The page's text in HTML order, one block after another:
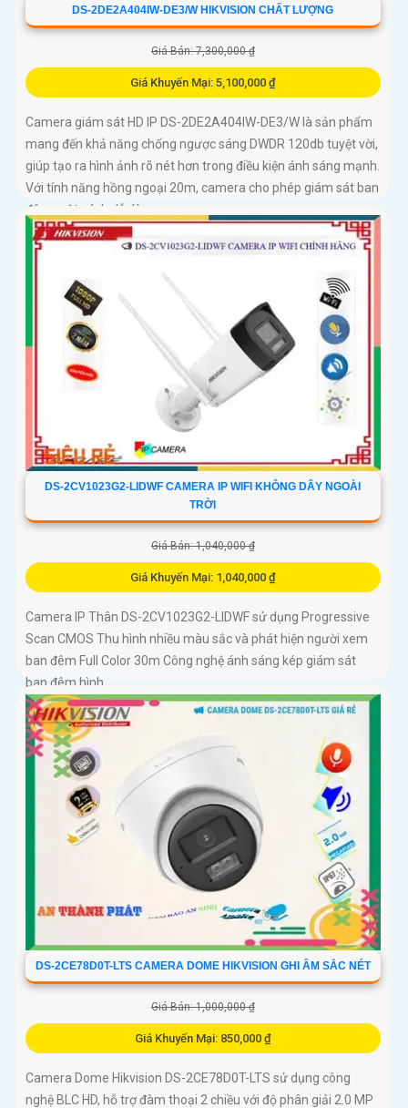
DS-2DE2A404IW-DE3/W HIKVISION CHẤT LƯỢNG
Giá Bán: 7,300,000 ₫
Giá Khuyến Mại: 5,100,000 ₫
Camera giám sát HD IP DS-2DE2A404IW-DE3/W là sản phẩm
mang đến khả năng chống ngược sáng DWDR 120db tuyệt vời,
giúp tạo ra hình ảnh rõ nét hơn trong điều kiện ánh sáng mạnh.
Với tính năng hồng ngoại 20m, camera cho phép giám sát ban
đêm một cách dễ dàng
DS-2CV1023G2-LIDWF CAMERA IP WIFI KHÔNG DÂY NGOÀI
TRỜI
Giá Bán: 1,040,000 ₫
Giá Khuyến Mại: 1,040,000 ₫
Camera IP Thân DS-2CV1023G2-LIDWF sử dụng Progressive
Scan CMOS Thu hình nhiều màu sắc và phát hiện người xem
ban đêm Full Color 30m Công nghệ ánh sáng kép giám sát
ban đêm hình...
DS-2CE78D0T-LTS CAMERA DOME HIKVISION GHI ÂM SẮC NÉT
Giá Bán: 1,000,000 ₫
Giá Khuyến Mại: 850,000 ₫
Camera Dome Hikvision DS-2CE78D0T-LTS sử dụng công
nghệ BLC HD, hỗ trợ đàm thoại 2 chiều với độ phân giải 2.0 MP